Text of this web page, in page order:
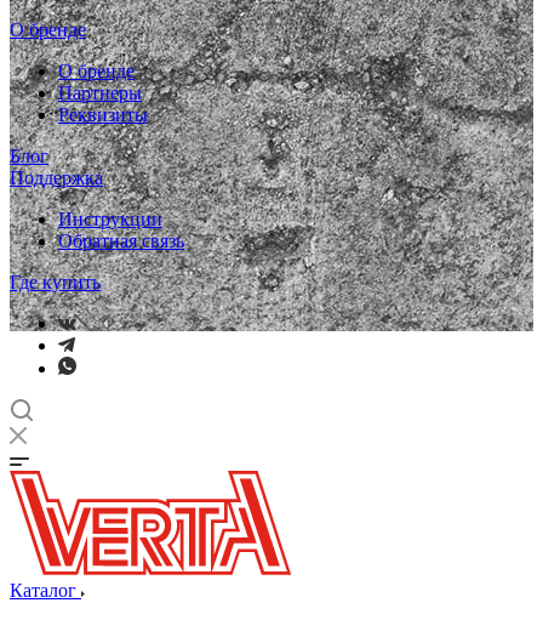
О бренде
О бренде
Партнеры
Реквизиты
Блог
Поддержка
Инструкции
Обратная связь
Где купить
Каталог